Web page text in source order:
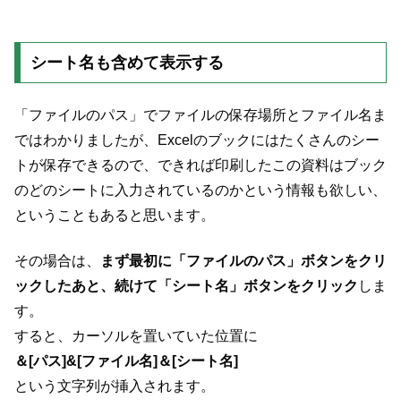
シート名も含めて表示する
「ファイルのパス」でファイルの保存場所とファイル名ま
ではわかりましたが、Excelのブックにはたくさんのシー
トが保存できるので、できれば印刷したこの資料はブック
のどのシートに入力されているのかという情報も欲しい、
ということもあると思います。
その場合は、
まず最初に「ファイルのパス」ボタンをクリ
ックしたあと、続けて「シート名」ボタンをクリック しま
す。
すると、カーソルを置いていた位置に
＆[パス]&[ファイル名]＆[シート名]
という文字列が挿入されます。